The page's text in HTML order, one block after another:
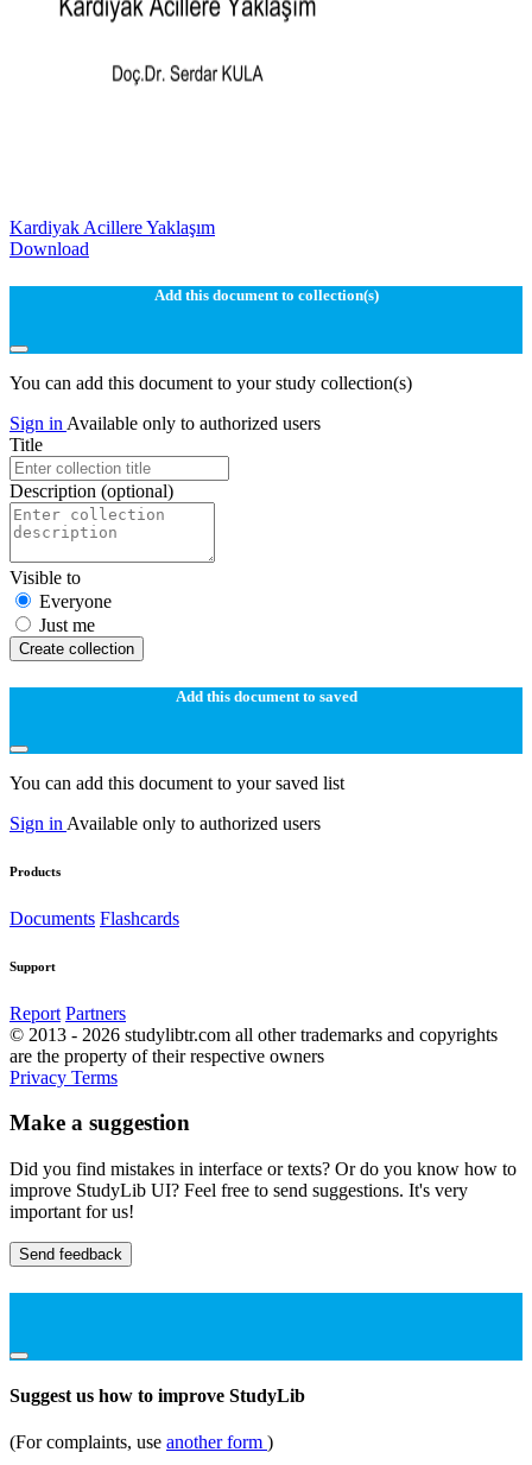
Kardiyak Acillere Yaklaşım
Download
Add this document to collection(s)
You can add this document to your study collection(s)
Sign in Available only to authorized users
Title
Description (optional)
Visible to
Everyone
Just me
Create collection
Add this document to saved
You can add this document to your saved list
Sign in Available only to authorized users
Products
Documents Flashcards
Support
Report Partners
© 2013 - 2026 studylibtr.com all other trademarks and copyrights
are the property of their respective owners
Privacy Terms
Make a suggestion
Did you find mistakes in interface or texts? Or do you know how to
improve StudyLib UI? Feel free to send suggestions. It's very
important for us!
Send feedback
Suggest us how to improve StudyLib
(For complaints, use another form )